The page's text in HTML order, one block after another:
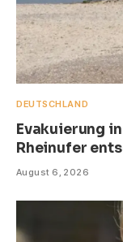
DEUTSCHLAND
Evakuierung
Rheinufer
August 6, 2026